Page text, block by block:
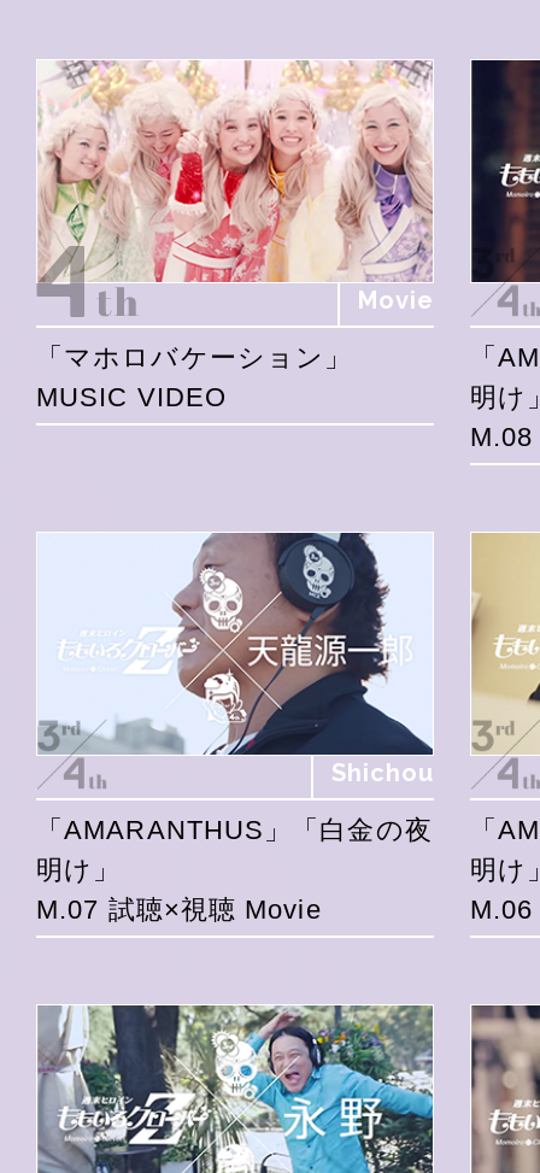
Movie
「マホロバケーション」
MUSIC VIDEO
「
明け
Shichou
「AMARANTHUS」「白金の夜
明け」
M.07 試聴×視聴 Movie
「
明け